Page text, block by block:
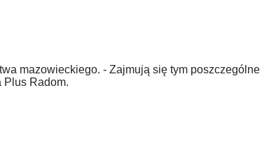
mazowieckiego. - Zajmują się tym poszczególne
Plus Radom.